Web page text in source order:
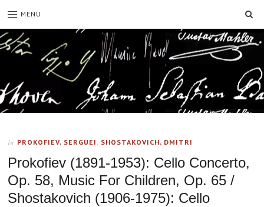
MENU
In PROKOFIEV, SERGUEI , SHOSTAKOVICH, DMITRI
Prokofiev (1891-1953): Cello Concerto,
Op. 58, Music For Children, Op. 65 /
Shostakovich (1906-1975): Cello